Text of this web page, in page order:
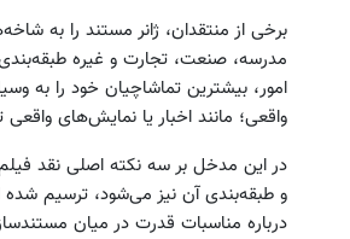
برخی از منتقدان، ژانر مستند را به
مدرسه، صنعت، تجارت و غیره
امور، بیشترین تماشاچیان خود را به
واقعی؛ مانند اخبار یا نمایش‌های
در این مدخل بر سه نکته اصلی نقد
و طبقه‌بندی آن نیز می‌شود، ترسیم
درباره مناسبات قدرت در میان